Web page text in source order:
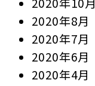
2020年8月
2020年7月
2020年6月
2020年4月